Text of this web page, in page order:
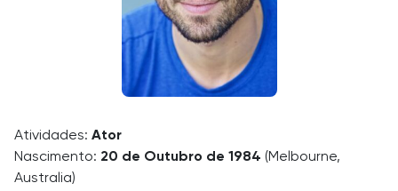
Atividades: Ator
Nascimento: 20 de Outubro de 1984 (Melbourne,
Australia)